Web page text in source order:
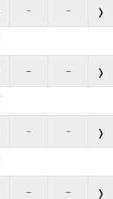
– –
– –
– –
– –